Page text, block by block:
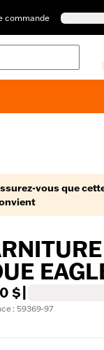
commande
vous que
$
: 59369-97